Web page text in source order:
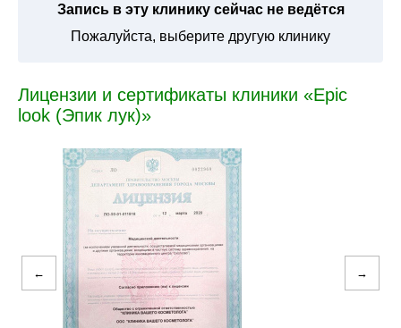
Запись в эту клинику сейчас не ведётся
Пожалуйста, выберите другую клинику
Лицензии и сертификаты клиники «Epic
look (Эпик лук)»
← →